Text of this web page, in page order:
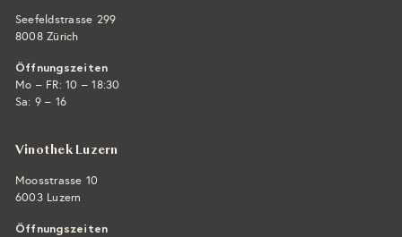
Seefeldstrasse 299
8008 Zürich
Öffnungszeiten
Mo – FR: 10 – 18:30
Sa: 9 – 16
Vinothek Luzern
Moosstrasse 10
6003 Luzern
Öffnungszeiten